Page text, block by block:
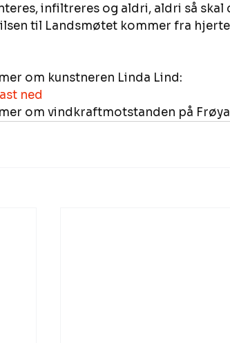
infiltreres og aldri, aldri så
til Landsmøtet kommer fra
om kunstneren Linda Lind:
ned
om vindkraftmotstanden på